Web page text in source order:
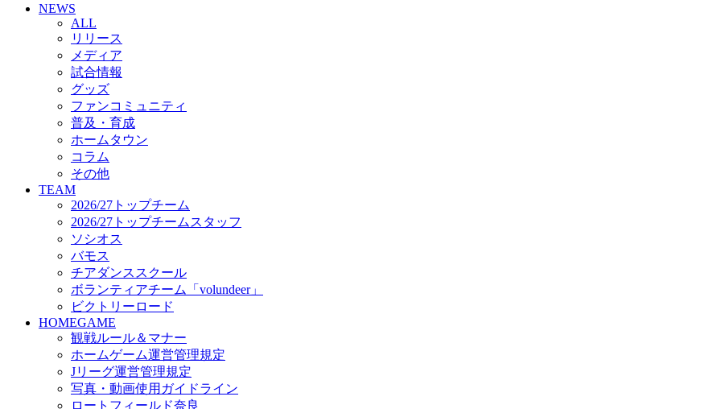
バモス
チアダンススクール
ボランティアチーム「volundeer」
ビクトリーロード
HOMEGAME
観戦ルール＆マナー
ホームゲーム運営管理規定
Jリーグ運営管理規定
写真・動画使用ガイドライン
ロートフィールド奈良
SCHEDULE
2026/27
練習見学時のファンサービスについて
TICKET
奈良クラブ明治安田J3リーグ2026/27シーズン試合観戦チケット
奈良クラブ明治安田Ｊ3リーグ 2026/27シーズン「鹿パス」
観戦ルール＆マナー
FANCOMMUNITY
2026/27ファンコミュニティ
サポートショップ
GOODS
オフィシャルストア（実店舗）
オンラインストア
ACADEMY
アカデミーについて
NEWS
ALL
リリース
メディア
試合情報
グッズ
ファンコミュニティ
普及・育成
ホームタウン
コラム
その他
TEAM
2026/27トップチーム
2026/27トップチームスタッフ
ソシオス
バモス
チアダンススクール
ボランティアチーム「volundeer」
ビクトリーロード
HOMEGAME
観戦ルール＆マナー
ホームゲーム運営管理規定
Jリーグ運営管理規定
写真・動画使用ガイドライン
ロートフィールド奈良